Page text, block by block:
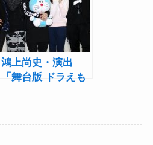
た人あるある」と
ともに振り返る
鴻上尚史・演出
「舞台版 ドラえも